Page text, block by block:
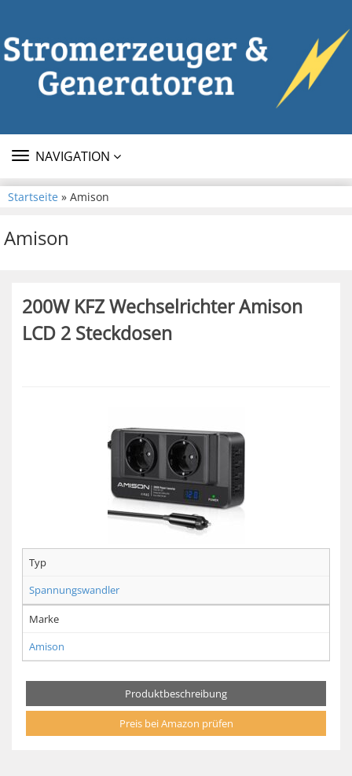
TOGGLE
NAVIGATION
Startseite » Amison
Amison
200W KFZ Wechselrichter Amison
LCD 2 Steckdosen
Typ
Spannungswandler
Marke
Amison
Produktbeschreibung
Preis bei Amazon prüfen